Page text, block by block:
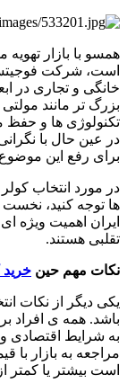
همسو با بازار
است، شرکت
خانگی و تجاری در
بزرگ تر مانند مولتی
تکنولوژی ها و حفظ
در عین حال با
برای رفع این
در مورد انتخاب
ها توجه کنید،
ایران اهمیت ویژه
تقلبی هستند.
نکات مهم حین خرید
یکی دیگر از نکات
باشد. همه ی افراد
به شرایط اقتصادی و
مراجعه به بازار
است بیشتر یا کمتر